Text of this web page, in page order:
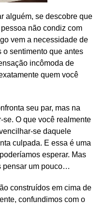
alguém, se descobre que
não condiz com
vem a necessidade de
sentimento que antes
incômoda de
quem você
seu par, mas na
O que você realmente
se daquele
culpada. E essa é uma
esperar. Mas
pensar um pouco…
construídos em cima de
confundimos com o